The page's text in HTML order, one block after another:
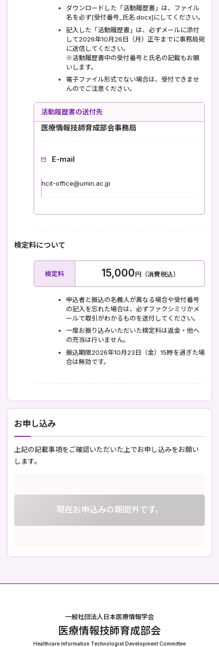
ダウンロードした「活動履歴書」は、ファイル
名を必ず[受付番号_氏名.docx]にしてください。
記入した「活動履歴書」は、必ずメールに添付
して2026年10月26日（月）正午までに事務局宛
に送信してください。
※活動履歴書中の受付番号と氏名の記載もお願
いします。
電子ファイル形式でない場合は、受付できませ
んのでご注意ください。
活動履歴書の送付先
医療情報技師育成部会事務局
E-mail
hcit-office@umin.ac.jp
検定料について
検定料 15,000円（消費税込）
申込者と振込の名義人が異なる場合や受付番号
の記入を忘れた場合は、必ずファクシミリかメ
ールで取引がわかるものを送付してください。
一度お振り込みいただいた検定料は返金・他へ
の充当は行いません。
振込期限2026年10月23日（金）15時を過ぎた場
合は無効です。
お申し込み
上記の記載事項をご確認いただいた上でお申し込みをお願い
します。
現在お申込みの期間外です。
一般社団法人日本医療情報学会
医療情報技師育成部会
Healthcare Information Technologist Development Committee